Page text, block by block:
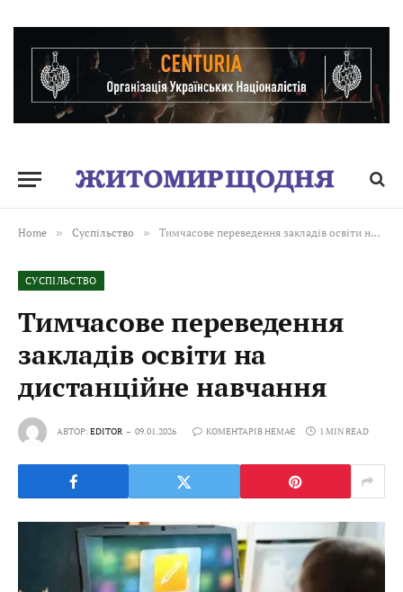
Home » Суспільство » Тимчасове переведення закладів освіти на дистанційне навчання
СУСПІЛЬСТВО
Тимчасове переведення
закладів освіти на
дистанційне навчання
АВТОР:EDITOR 09.01.2026 КОМЕНТАРІВ НЕМАЄ 1 MIN READ